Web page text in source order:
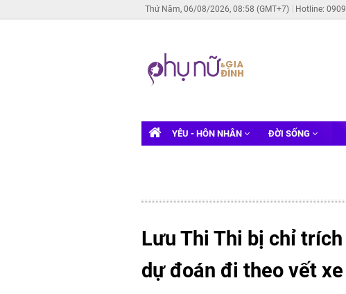
Thứ Năm, 06/08/2026, 08:58 (GMT+7) Hotline:
YÊU - HÔN NHÂN ĐỜI SỐNG
Lưu Thi Thi bị chỉ
dự đoán đi theo vết